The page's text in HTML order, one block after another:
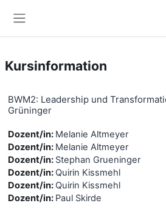
Kursinformation
BWM2: Leadership und
Grüninger
Dozent/in: Melanie Altmeyer
Dozent/in: Melanie Altmeyer
Dozent/in: Stephan Grueninger
Dozent/in: Quirin Kissmehl
Dozent/in: Quirin Kissmehl
Dozent/in: Paul Skirde